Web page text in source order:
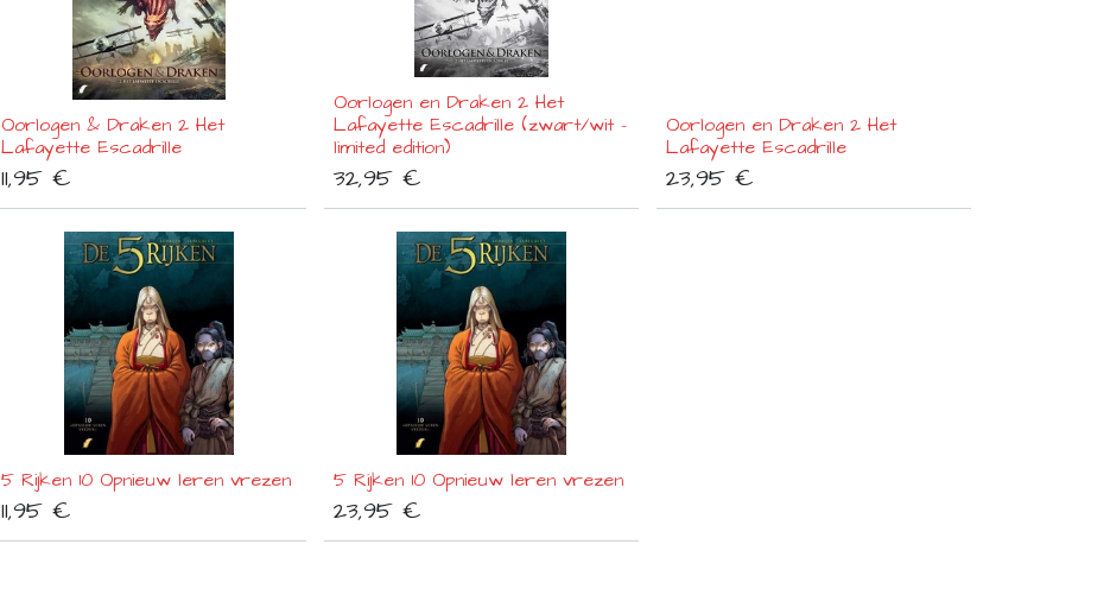
Oorlogen & Draken 2 Het
Lafayette Escadrille
11,95 €
Oorlogen en Draken 2 Het
Lafayette Escadrille (zwart/wit -
limited edition)
32,95 €
Oorlogen en Draken 2 Het
Lafayette Escadrille
23,95 €
5 Rijken 10 Opnieuw leren vrezen
11,95 €
5 Rijken 10 Opnieuw leren vrezen
23,95 €